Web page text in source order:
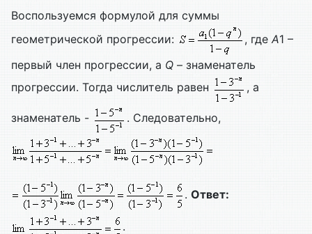
Воспользуемся формулой для суммы
геометрической прогрессии:
, где A1 –
первый член прогрессии, а Q – знаменатель
прогрессии. Тогда числитель равен
, а
знаменатель - . Следовательно,
. Ответ:
.